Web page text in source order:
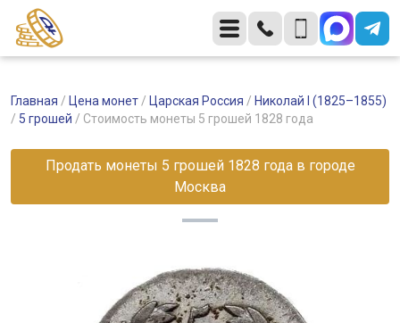
Главная / Цена монет / Царская Россия / Николай I (1825–1855)
/ 5 грошей / Стоимость монеты 5 грошей 1828 года
Продать монеты 5 грошей 1828 года в городе
Москва